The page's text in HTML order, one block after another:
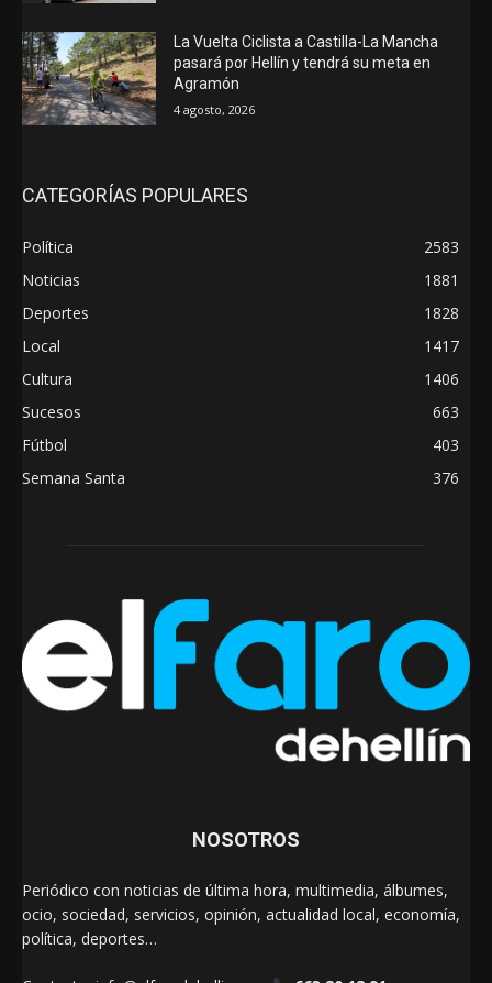
La Vuelta Ciclista a Castilla-La Mancha
pasará por Hellín y tendrá su meta en
Agramón
4 agosto, 2026
CATEGORÍAS POPULARES
Política
2583
Noticias
1881
Deportes
1828
Local
1417
Cultura
1406
Sucesos
663
Fútbol
403
Semana Santa
376
NOSOTROS
Periódico con noticias de última hora, multimedia, álbumes,
ocio, sociedad, servicios, opinión, actualidad local, economía,
política, deportes…